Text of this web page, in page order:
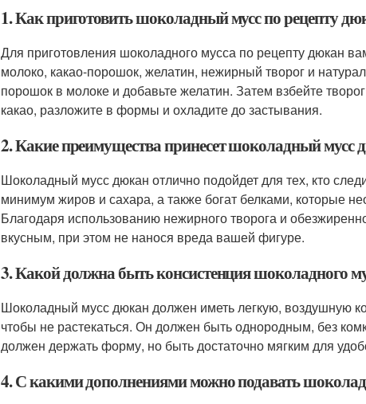
1. Как приготовить шоколадный мусс по рецепту
Для приготовления шоколадного мусса по рецепту дюкан
молоко, какао-порошок, желатин, нежирный творог и
порошок в молоке и добавьте желатин. Затем взбейте
какао, разложите в формы и охладите до застывания.
2. Какие преимущества принесет шоколадный мусс
Шоколадный мусс дюкан отлично подойдет для тех, кто
минимум жиров и сахара, а также богат белками, которые
Благодаря использованию нежирного творога и
вкусным, при этом не нанося вреда вашей фигуре.
3. Какой должна быть консистенция шоколадного
Шоколадный мусс дюкан должен иметь легкую, воздушную
чтобы не растекаться. Он должен быть однородным, без
должен держать форму, но быть достаточно мягким для
4. С какими дополнениями можно подавать